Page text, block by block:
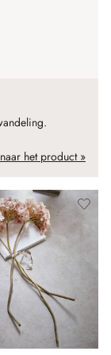
naar het product »